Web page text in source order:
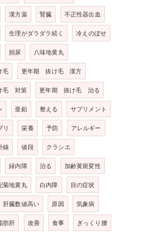
漢方薬 腎臓 不正性器出血
生理がダラダラ続く 冷えのぼせ
頻尿 八味地黄丸
毛 更年期 抜け毛 漢方
毛 対策 更年期 抜け毛 治る
亜鉛 整える サプリメント
リ 栄養 予防 アレルギー
線 値段 クラシエ
緑内障 治る 加齢黄斑変性
菊地黄丸 白内障 目の症状
肝臓数値高い 原因 気象病
肪肝 改善 食事 ぎっくり腰